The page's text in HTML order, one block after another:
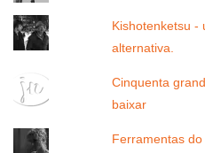
Kishotenketsu -
alternativa.
Cinquenta
baixar
Ferramentas